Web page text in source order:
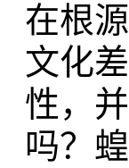
在根
文化
性，
吗？